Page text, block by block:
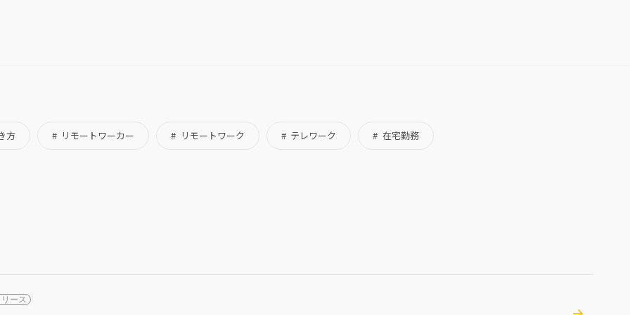
方 リモートワーカー リモートワーク テレワーク 在宅勤務
ース